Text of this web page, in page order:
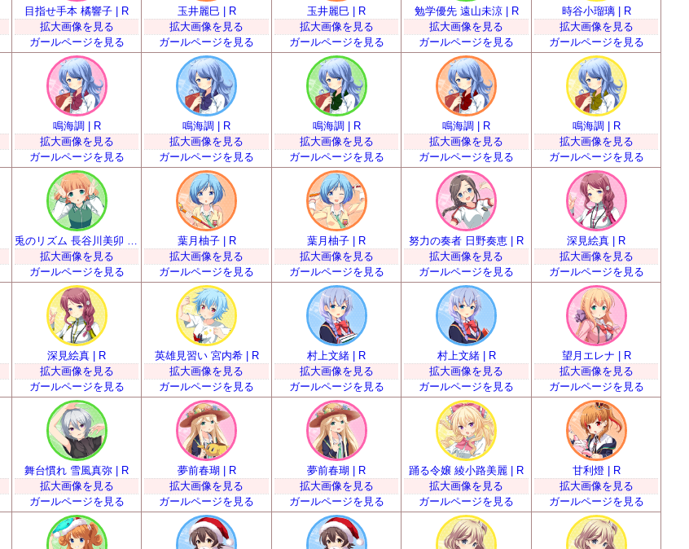
目指せ手本 橘響子 | R
拡大画像を見る
ガールページを見る
玉井麗巳 | R
拡大画像を見る
ガールページを見る
玉井麗巳 | R
拡大画像を見る
ガールページを見る
勉学優先 遠山未涼 | R
拡大画像を見る
ガールページを見る
時谷小瑠璃 | R
拡大画像を見る
ガールページを見る
鳴海調 | R
拡大画像を見る
ガールページを見る
鳴海調 | R
拡大画像を見る
ガールページを見る
鳴海調 | R
拡大画像を見る
ガールページを見る
鳴海調 | R
拡大画像を見る
ガールページを見る
鳴海調 | R
拡大画像を見る
ガールページを見る
兎のリズム 長谷川美卯 | R
拡大画像を見る
ガールページを見る
葉月柚子 | R
拡大画像を見る
ガールページを見る
葉月柚子 | R
拡大画像を見る
ガールページを見る
努力の奏者 日野奏恵 | R
拡大画像を見る
ガールページを見る
深見絵真 | R
拡大画像を見る
ガールページを見る
深見絵真 | R
拡大画像を見る
ガールページを見る
英雄見習い 宮内希 | R
拡大画像を見る
ガールページを見る
村上文緒 | R
拡大画像を見る
ガールページを見る
村上文緒 | R
拡大画像を見る
ガールページを見る
望月エレナ | R
拡大画像を見る
ガールページを見る
舞台慣れ 雪風真弥 | R
拡大画像を見る
ガールページを見る
夢前春瑚 | R
拡大画像を見る
ガールページを見る
夢前春瑚 | R
拡大画像を見る
ガールページを見る
踊る令嬢 綾小路美麗 | R
拡大画像を見る
ガールページを見る
甘利燈 | R
拡大画像を見る
ガールページを見る